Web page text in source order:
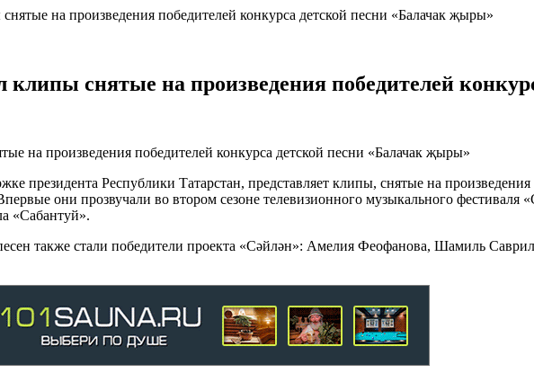
на произведения победителей конкурса детской песни «Балачак җыры»
снятые на произведения победителей
президента Республики Татарстан, представляет клипы, снятые на
они прозвучали во втором сезоне телевизионного музыкального фестиваля
«Сабантуй».
также стали победители проекта «Сәйлән»: Амелия Феофанова, Шамиль